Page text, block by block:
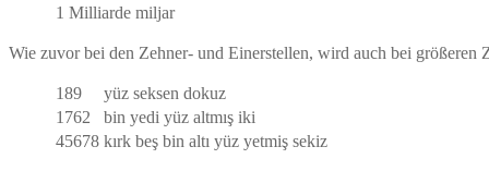
1 Milliarde miljar
Wie zuvor bei den Zehner- und Einerstellen, wird auch bei
189
yüz seksen dokuz
1762
bin yedi yüz altmış iki
45678 kırk beş bin altı yüz yetmiş sekiz